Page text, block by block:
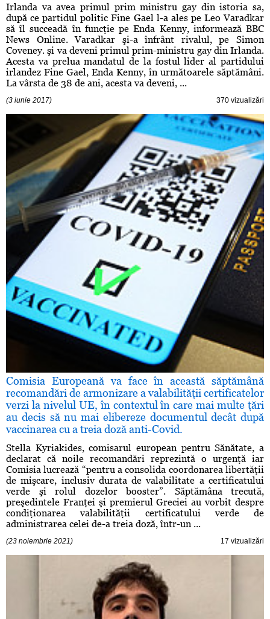
Irlanda va avea primul prim ministru gay din istoria sa,
după ce partidul politic Fine Gael l-a ales pe Leo Varadkar
să îl succeadă în funcţie pe Enda Kenny, informează BBC
News Online. Varadkar şi-a înfrânt rivalul, pe Simon
Coveney. şi va deveni primul prim-ministru gay din Irlanda.
Acesta va prelua mandatul de la fostul lider al partidului
irlandez Fine Gael, Enda Kenny, în următoarele săptămâni.
La vârsta de 38 de ani, acesta va deveni, ...
(3 iunie 2017) 370 vizualizări
Comisia Europeană va face în această săptămână
recomandări de armonizare a valabilităţii certificatelor
verzi la nivelul UE, în contextul în care mai multe ţări
au decis să nu mai elibereze documentul decât după
vaccinarea cu a treia doză anti-Covid.
Stella Kyriakides, comisarul european pentru Sănătate, a
declarat că noile recomandări reprezintă o urgenţă iar
Comisia lucrează “pentru a consolida coordonarea libertăţii
de mişcare, inclusiv durata de valabilitate a certificatului
verde şi rolul dozelor booster”. Săptămâna trecută,
preşedintele Franţei şi premierul Greciei au vorbit despre
condiţionarea valabilităţii certificatului verde de
administrarea celei de-a treia doză, într-un ...
(23 noiembrie 2021) 17 vizualizări